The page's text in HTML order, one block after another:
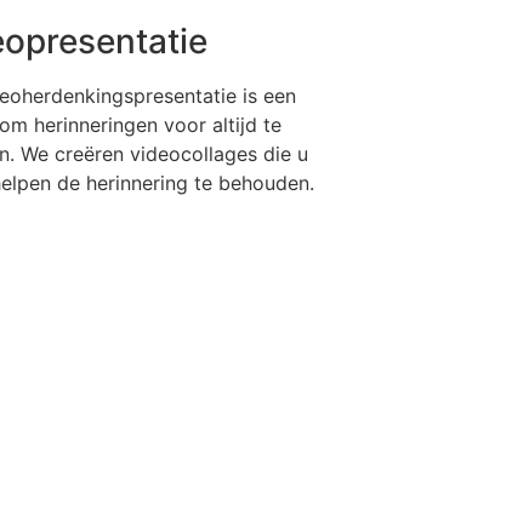
is een
herinneringen voor altijd te
We creëren videocollages die u
de herinnering te behouden.